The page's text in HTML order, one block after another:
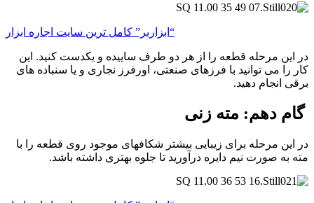
“ابزاربر” کامل ترین سایت اجاره ابزار
در این مرحله قطعه را از هر دو طرف ساییده و یکدست کنید. این
کار را می توانید با فرزهای صنعتی، اورفرز نجاری و یا سنباده های
برقی انجام دهید.
گام دهم: مته زنی
در این مرحله برای زیبایی بیشتر شکافهای موجود روی قطعه را با
مته به صورت نیم دایره درآورید تا جلوه بهتری داشته باشد.